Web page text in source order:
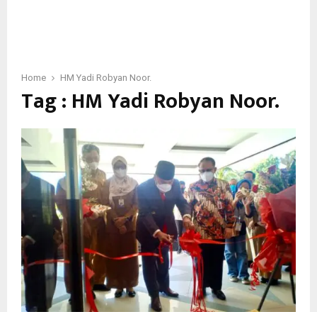
Home HM Yadi Robyan Noor.
Tag : HM Yadi Robyan Noor.